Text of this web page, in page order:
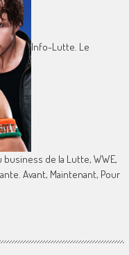
Info-Lutte. Le
de la Lutte, WWE,
Avant, Maintenant, Pour